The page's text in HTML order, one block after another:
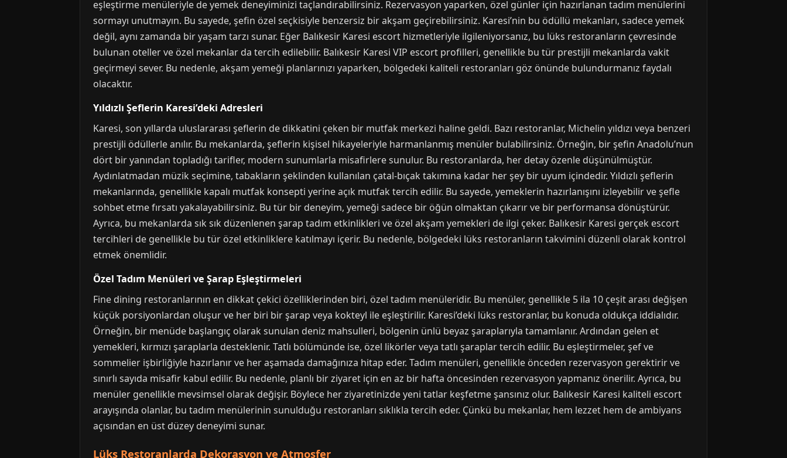
eşleştirme menüleriyle de yemek deneyiminizi taçlandırabilirsiniz. Rezervasyon yaparken, özel günler için hazırlanan tadım menülerini
sormayı unutmayın. Bu sayede, şefin özel seçkisiyle benzersiz bir akşam geçirebilirsiniz. Karesi’nin bu ödüllü mekanları, sadece yemek
değil, aynı zamanda bir yaşam tarzı sunar. Eğer Balıkesir Karesi escort hizmetleriyle ilgileniyorsanız, bu lüks restoranların çevresinde
bulunan oteller ve özel mekanlar da tercih edilebilir. Balıkesir Karesi VIP escort profilleri, genellikle bu tür prestijli mekanlarda vakit
geçirmeyi sever. Bu nedenle, akşam yemeği planlarınızı yaparken, bölgedeki kaliteli restoranları göz önünde bulundurmanız faydalı
olacaktır.
Yıldızlı Şeflerin Karesi’deki Adresleri
Karesi, son yıllarda uluslararası şeflerin de dikkatini çeken bir mutfak merkezi haline geldi. Bazı restoranlar, Michelin yıldızı veya benzeri
prestijli ödüllerle anılır. Bu mekanlarda, şeflerin kişisel hikayeleriyle harmanlanmış menüler bulabilirsiniz. Örneğin, bir şefin Anadolu’nun
dört bir yanından topladığı tarifler, modern sunumlarla misafirlere sunulur. Bu restoranlarda, her detay özenle düşünülmüştür.
Aydınlatmadan müzik seçimine, tabakların şeklinden kullanılan çatal-bıçak takımına kadar her şey bir uyum içindedir. Yıldızlı şeflerin
mekanlarında, genellikle kapalı mutfak konsepti yerine açık mutfak tercih edilir. Bu sayede, yemeklerin hazırlanışını izleyebilir ve şefle
sohbet etme fırsatı yakalayabilirsiniz. Bu tür bir deneyim, yemeği sadece bir öğün olmaktan çıkarır ve bir performansa dönüştürür.
Ayrıca, bu mekanlarda sık sık düzenlenen şarap tadım etkinlikleri ve özel akşam yemekleri de ilgi çeker. Balıkesir Karesi gerçek escort
tercihleri de genellikle bu tür özel etkinliklere katılmayı içerir. Bu nedenle, bölgedeki lüks restoranların takvimini düzenli olarak kontrol
etmek önemlidir.
Özel Tadım Menüleri ve Şarap Eşleştirmeleri
Fine dining restoranlarının en dikkat çekici özelliklerinden biri, özel tadım menüleridir. Bu menüler, genellikle 5 ila 10 çeşit arası değişen
küçük porsiyonlardan oluşur ve her biri bir şarap veya kokteyl ile eşleştirilir. Karesi’deki lüks restoranlar, bu konuda oldukça iddialıdır.
Örneğin, bir menüde başlangıç olarak sunulan deniz mahsulleri, bölgenin ünlü beyaz şaraplarıyla tamamlanır. Ardından gelen et
yemekleri, kırmızı şaraplarla desteklenir. Tatlı bölümünde ise, özel likörler veya tatlı şaraplar tercih edilir. Bu eşleştirmeler, şef ve
sommelier işbirliğiyle hazırlanır ve her aşamada damağınıza hitap eder. Tadım menüleri, genellikle önceden rezervasyon gerektirir ve
sınırlı sayıda misafir kabul edilir. Bu nedenle, planlı bir ziyaret için en az bir hafta öncesinden rezervasyon yapmanız önerilir. Ayrıca, bu
menüler genellikle mevsimsel olarak değişir. Böylece her ziyaretinizde yeni tatlar keşfetme şansınız olur. Balıkesir Karesi kaliteli escort
arayışında olanlar, bu tadım menülerinin sunulduğu restoranları sıklıkla tercih eder. Çünkü bu mekanlar, hem lezzet hem de ambiyans
açısından en üst düzey deneyimi sunar.
Lüks Restoranlarda Dekorasyon ve Atmosfer